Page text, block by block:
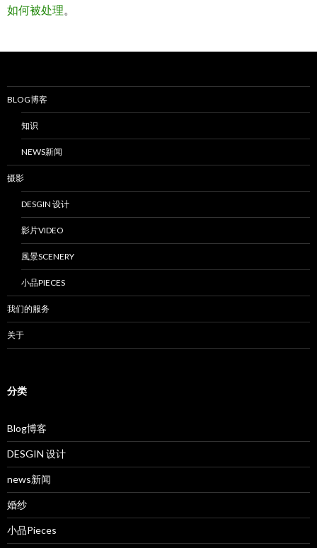
如何被处理。
BLOG博客
知识
NEWS新闻
摄影
DESGIN 设计
影片VIDEO
風景SCENERY
小品PIECES
我们的服务
关于
分类
Blog博客
DESGIN 设计
news新闻
婚纱
小品Pieces